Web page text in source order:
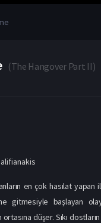
(The Hangover Part II)
en çok hasılat
gitmesiyle başlayan
düşer. Sıkı